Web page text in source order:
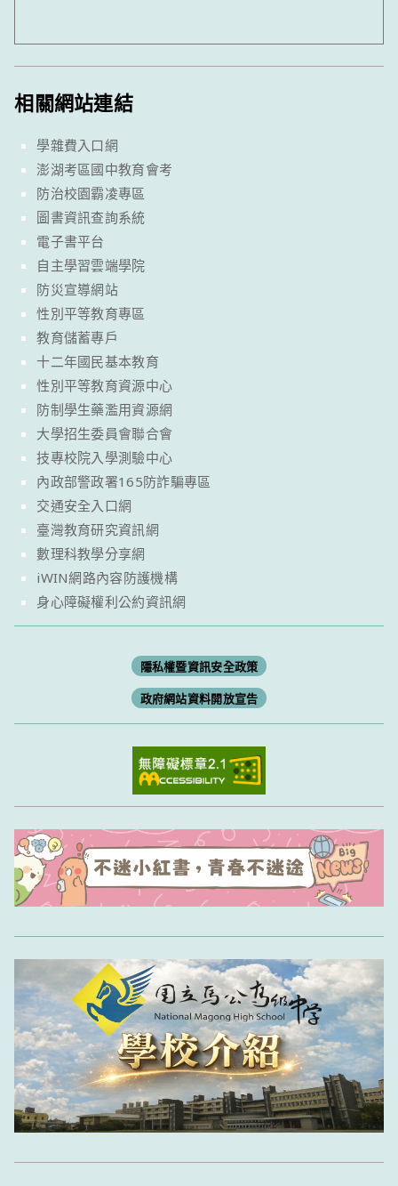
相關網站連結
學雜費入口網
澎湖考區國中教育會考
防治校園霸凌專區
圖書資訊查詢系統
電子書平台
自主學習雲端學院
防災宣導網站
性別平等教育專區
教育儲蓄專戶
十二年國民基本教育
性別平等教育資源中心
防制學生藥濫用資源網
大學招生委員會聯合會
技專校院入學測驗中心
內政部警政署165防詐騙專區
交通安全入口網
臺灣教育研究資訊網
數理科教學分享網
iWIN網路內容防護機構
身心障礙權利公約資訊網
隱私權暨資訊安全政策
政府網站資料開放宣告